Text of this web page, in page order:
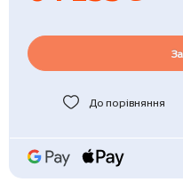
До порівняння